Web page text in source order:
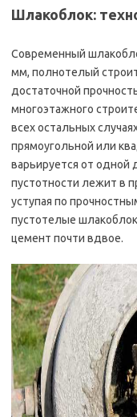
Шлакоблок:
Современный
мм, полнотелый
достаточной
многоэтажного
всех остальных
прямоугольной или
варьируется от одной
пустотности лежит в
уступая по
пустотелые
цемент почти вдвое.